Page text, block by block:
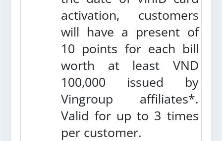
activation, customers
will have a present of
10 points for each bill
worth at least VND
100,000 issued by
Vingroup affiliates*.
Valid for up to 3 times
per customer.